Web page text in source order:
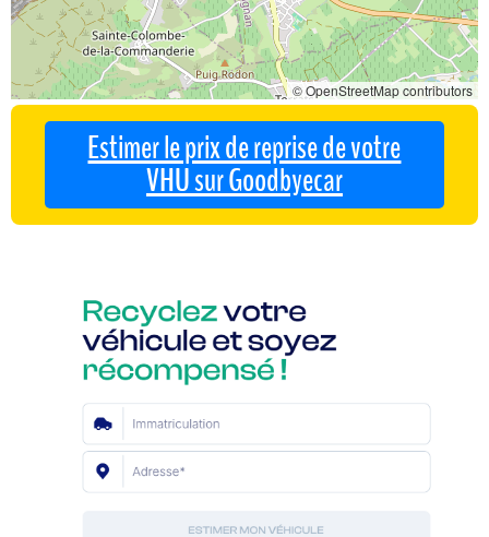
© OpenStreetMap contributors
Estimer le prix de reprise de votre
VHU sur Goodbyecar